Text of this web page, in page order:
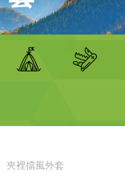
夾裡擋風外套